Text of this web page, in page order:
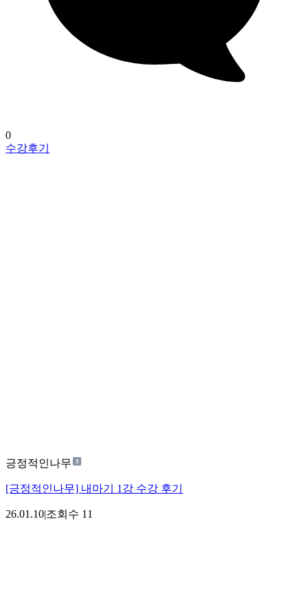
0
수강후기
긍정적인나무
[긍정적인나무] 내마기 1강 수강 후기
26.01.10|조회수 11